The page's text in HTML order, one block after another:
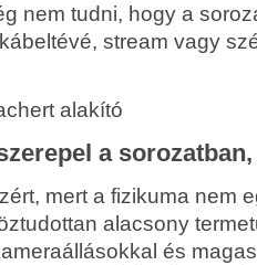
nem tudni, hogy a
stream vagy
alakító
a sorozatban,
mert a fizikuma nem
alacsony
és